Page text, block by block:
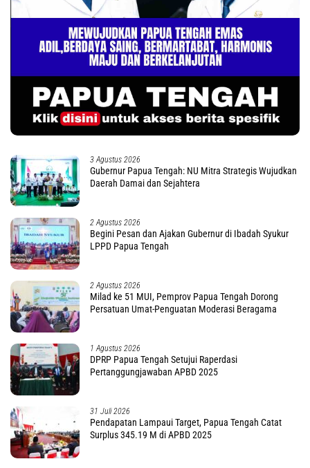
3 Agustus 2026
Gubernur Papua Tengah: NU Mitra Strategis Wujudkan
Daerah Damai dan Sejahtera
2 Agustus 2026
Begini Pesan dan Ajakan Gubernur di Ibadah Syukur
LPPD Papua Tengah
2 Agustus 2026
Milad ke 51 MUI, Pemprov Papua Tengah Dorong
Persatuan Umat-Penguatan Moderasi Beragama
1 Agustus 2026
DPRP Papua Tengah Setujui Raperdasi
Pertanggungjawaban APBD 2025
31 Juli 2026
Pendapatan Lampaui Target, Papua Tengah Catat
Surplus 345.19 M di APBD 2025